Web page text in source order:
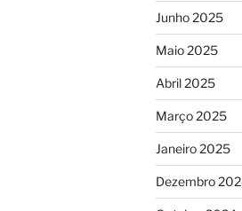
Junho 2025
Maio 2025
Abril 2025
Março 2025
Janeiro 2025
Dezembro